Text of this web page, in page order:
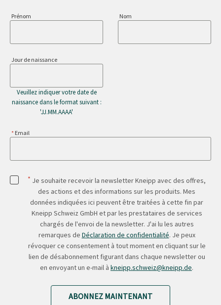
Prénom Nom
Jour de naissance
Veuillez indiquer votre date de
naissance dans le format suivant :
'JJ.MM.AAAA'
Email
* Je souhaite recevoir la newsletter Kneipp avec des offres,
des actions et des informations sur les produits. Mes
données indiquées ici peuvent être traitées à cette fin par
Kneipp Schweiz GmbH et par les prestataires de services
chargés de l'envoi de la newsletter. J'ai lu les autres
remarques de Déclaration de confidentialité. Je peux
révoquer ce consentement à tout moment en cliquant sur le
lien de désabonnement figurant dans chaque newsletter ou
en envoyant un e-mail à kneipp.schweiz@kneipp.de.
ABONNEZ MAINTENANT